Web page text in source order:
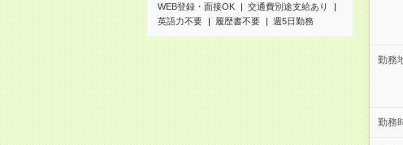
WEB登録・面接OK
交通費別途支給あり
英語力不要
履歴書不要 週5日勤務
勤務
勤務